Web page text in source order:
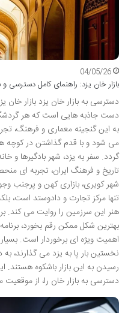
04/05/26
بازار خان یزد: راهنمای کامل دسترسی و
دسترسی به بازار خان یزد بازار خان
دست جاذبه هایی است که هر
به این گنجینه معماری و فرهنگ،
می شود و با قدم گذاشتن در کوچه
گردد. سفر به یزد، شهر بادگیرها و
تاریخ و فرهنگ ایران، تجربه ای
شهر کویری، بازاری کهن و پرجنب
تنها مرکز تجارت و دادوستد است،
هنر این سرزمین را روایت می کند.
بهترین شکل ممکن رقم بخورد،
اهمیت ویژه ای برخوردار است.
نخستین بار پا به یزد می گذارند، به
رسیدن به این بازار باشکوه هستند.
دسترسی به بازار خان را، از